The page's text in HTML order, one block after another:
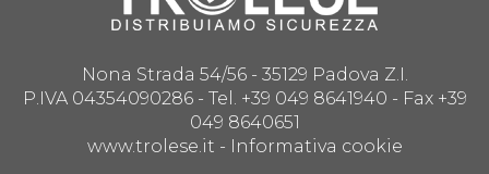
Nona Strada 54/56 - 35129 Padova Z.I.
P.IVA 04354090286 - Tel. +39 049 8641940 - Fax +39
049 8640651
www.trolese.it - Informativa cookie